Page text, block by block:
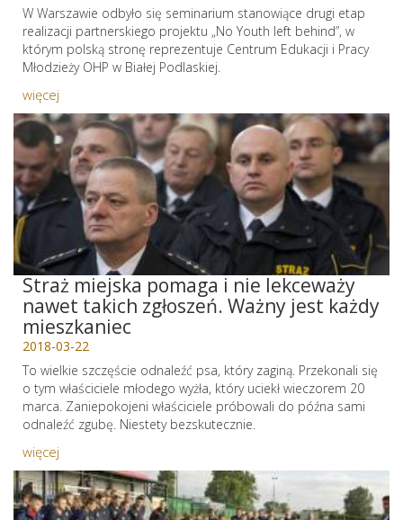
W Warszawie odbyło się seminarium stanowiące drugi etap
realizacji partnerskiego projektu „No Youth left behind”, w
którym polską stronę reprezentuje Centrum Edukacji i Pracy
Młodzieży OHP w Białej Podlaskiej.
więcej
Straż miejska pomaga i nie lekceważy
nawet takich zgłoszeń. Ważny jest każdy
mieszkaniec
2018-03-22
To wielkie szczęście odnaleźć psa, który zaginą. Przekonali się
o tym właściciele młodego wyżła, który uciekł wieczorem 20
marca. Zaniepokojeni właściciele próbowali do późna sami
odnaleźć zgubę. Niestety bezskutecznie.
więcej